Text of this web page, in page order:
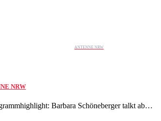
ANTENNE NRW
NRW
Barbara Schöneberger talkt ab…